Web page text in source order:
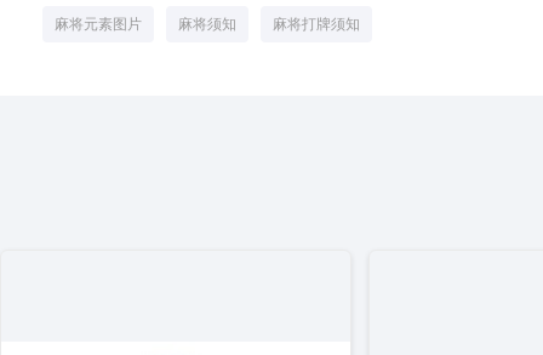
麻将元素图片 麻将须知 麻将打牌须知